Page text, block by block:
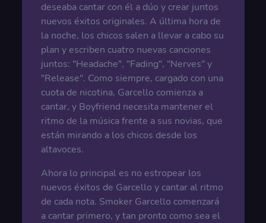
deseaba cantar con él a dúo y crear juntos
nuevos éxitos originales. A última hora de
la noche, los chicos salen a llevar a cabo su
plan y escriben cuatro nuevas canciones
juntos: "Headache", "Fading", "Nerves" y
"Release". Como siempre, cargado con una
cuota de nicotina, Garcello comienza a
cantar, y Boyfriend necesita mantener el
ritmo de la música frente a sus novias, que
están mirando a los chicos desde los
altavoces.
Ahora lo principal es no estropear los
nuevos éxitos de Garcello y cantar al ritmo
de cada nota. Smoker Garcello comenzará
a cantar primero, y tan pronto como sea el